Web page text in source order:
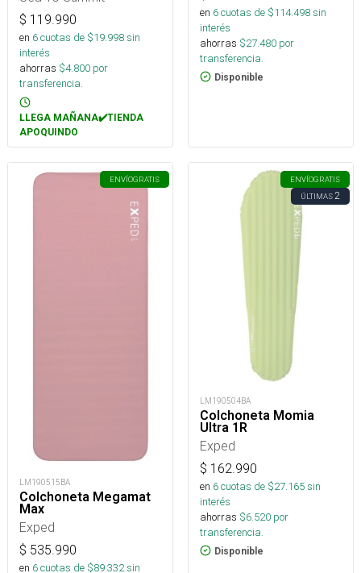
$ 119.990
en 6cuotas de $19.998sin
interés
ahorras $4.800 por
transferencia.
LLEGA MAÑANA✔️TIENDA
APOQUINDO
en 6cuotas de $114.498sin
interés
ahorras $27.480 por
transferencia.
Disponible
ENVÍOGRATIS
LM190515BA
Colchoneta Megamat
Max
Exped
$ 535.990
en 6cuotas de $89.332sin
ENVÍOGRATIS
ÚLTIMAS2
LM190504BA
Colchoneta Momia
Ultra 1R
Exped
$ 162.990
en 6cuotas de $27.165sin
interés
ahorras $6.520 por
transferencia.
Disponible